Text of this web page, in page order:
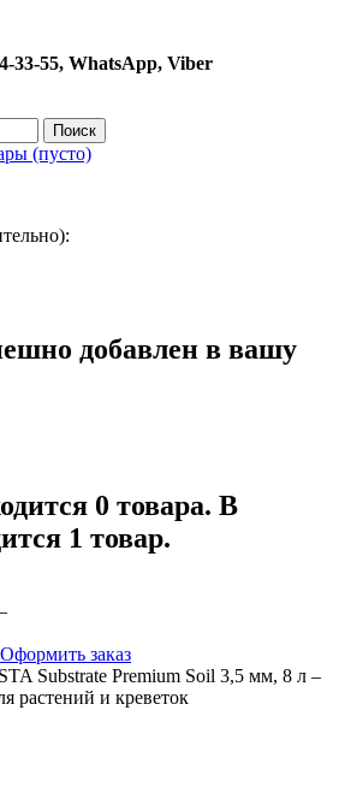
33-55, WhatsApp, Viber
Поиск
(пусто)
добавлен в вашу
0 товара. В
1 товар.
Оформить заказ
Substrate Premium Soil 3,5 мм, 8 л –
растений и креветок